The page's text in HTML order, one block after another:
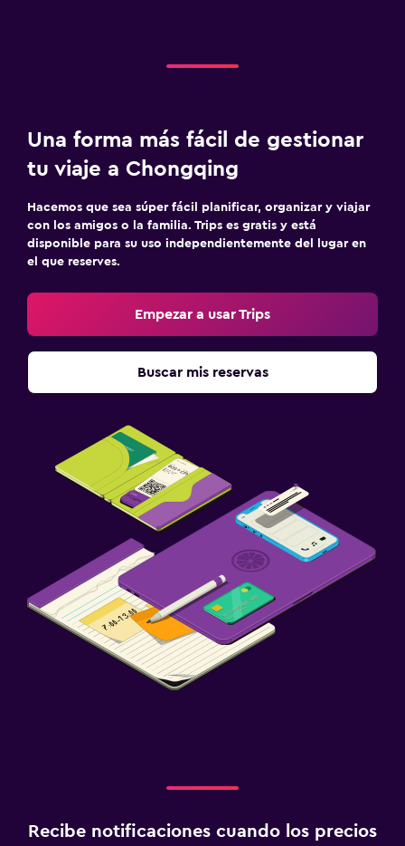
Una forma más fácil de gestionar
tu viaje a Chongqing
Hacemos que sea súper fácil planificar, organizar y viajar
con los amigos o la familia. Trips es gratis y está
disponible para su uso independientemente del lugar en
el que reserves.
Empezar a usar Trips
Buscar mis reservas
Recibe notificaciones cuando los precios